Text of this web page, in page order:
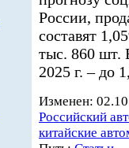
России,
составят
тыс. 860 шт.
2025 г. – до
Изменен:
Российский
китайские